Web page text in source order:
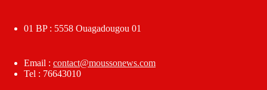
01 BP : 5558 Ouagadougou 01
Email : contact@moussonews.com
Tel : 76643010